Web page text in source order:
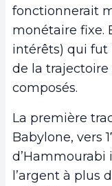
fonctionnerait
monétaire fixe.
intérêts) qui fut
de la
composés.
La première
Babylone, vers
l’argent à plus